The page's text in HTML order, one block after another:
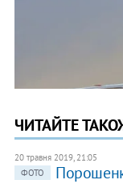
ЧИТАЙТЕ
20 травня 2019, 21:05
ФОТО